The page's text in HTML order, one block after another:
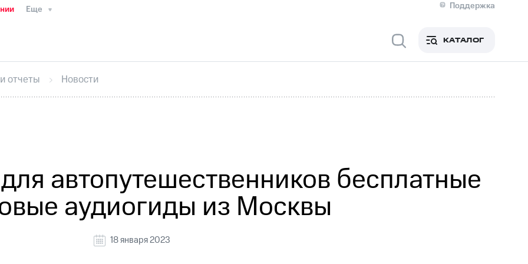
Еще
Поддержка
Медиа-центр
ИнтервьюФинансовая отчетностьКонтактыНовости в регионе
секретарьРаскрытие информации
кабинет акционераАкционерный капиталКонтроль и аудитРынок акций
КАТАЛОГ
отчеты Новости
автопутешественников бесплатные
аудиогиды из Москвы
18 января 2023